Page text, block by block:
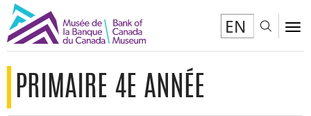
EN
PRIMAIRE 4E ANNÉE